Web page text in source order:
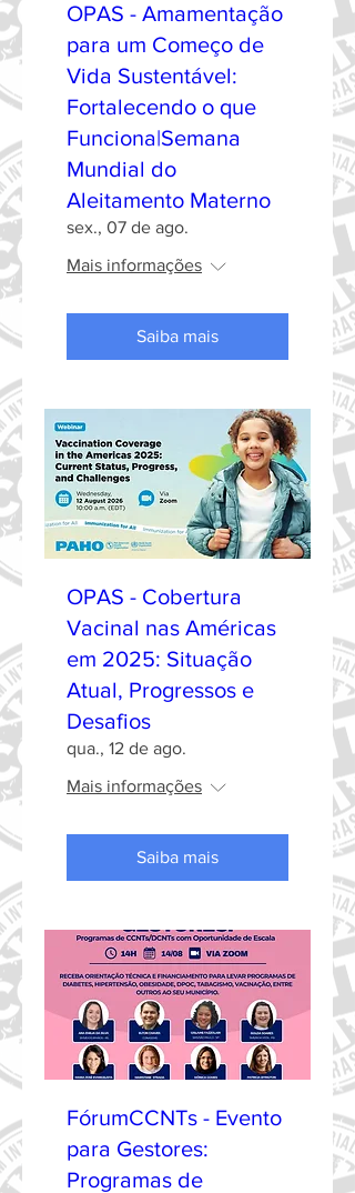
OPAS - Amamentação
para um Começo de
Vida Sustentável:
Fortalecendo o que
Funciona|Semana
Mundial do
Aleitamento Materno
sex., 07 de ago.
Mais informações
Saiba mais
OPAS - Cobertura
Vacinal nas Américas
em 2025: Situação
Atual, Progressos e
Desafios
qua., 12 de ago.
Mais informações
Saiba mais
FórumCCNTs - Evento
para Gestores:
Programas de